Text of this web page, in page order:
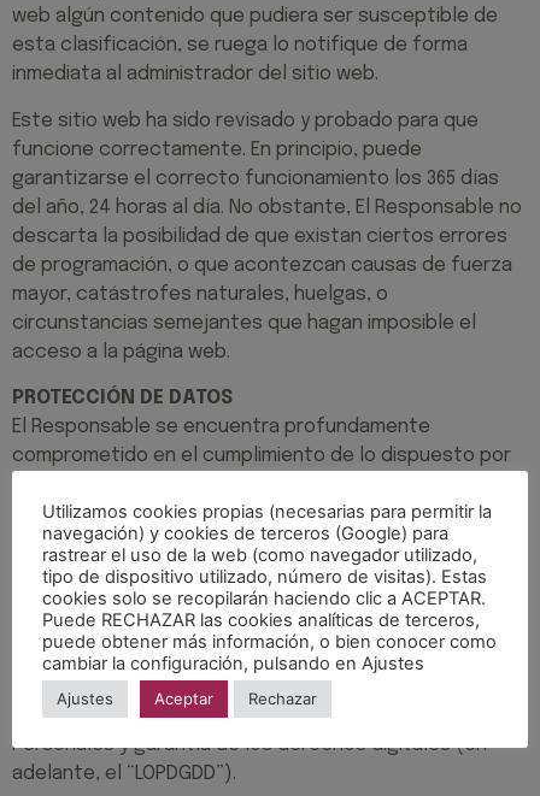
web algún contenido que pudiera ser susceptible de
esta clasificación, se ruega lo notifique de forma
inmediata al administrador del sitio web.
Este sitio web ha sido revisado y probado para que
funcione correctamente. En principio, puede
garantizarse el correcto funcionamiento los 365 días
del año, 24 horas al día. No obstante, El Responsable no
descarta la posibilidad de que existan ciertos errores
de programación, o que acontezcan causas de fuerza
mayor, catástrofes naturales, huelgas, o
circunstancias semejantes que hagan imposible el
acceso a la página web.
PROTECCIÓN DE DATOS
El Responsable se encuentra profundamente
comprometido en el cumplimiento de lo dispuesto por
datos, y en el contexto del nuevo marco normativo
establecido en virtud de lo dispuesto en el Reglamento
(UE) 2016/679 del Parlamento Europeo y del Consejo, de
27 de abril de 2016, relativo a la protección de las
personas físicas en lo que respecta al tratamiento de
datos personales y a la libre circulación de estos datos
(en adelante, el “RGPD”), y la normativa Ley Orgánica
3/2018, de 5 de diciembre, de Protección de Datos
Personales y garantía de los derechos digitales (en
adelante, el “LOPDGDD”).
Utilizamos cookies propias (necesarias para permitir la
navegación) y cookies de terceros (Google) para
rastrear el uso de la web (como navegador utilizado,
tipo de dispositivo utilizado, número de visitas). Estas
cookies solo se recopilarán haciendo clic a ACEPTAR.
Puede RECHAZAR las cookies analíticas de terceros,
puede obtener más información, o bien conocer como
cambiar la configuración, pulsando en Ajustes
Ajustes Aceptar Rechazar